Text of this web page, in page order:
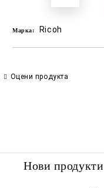
Марка: Ricoh
Оцени продукта
Нови продукти